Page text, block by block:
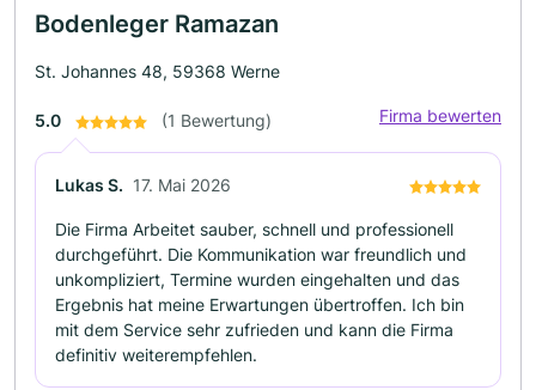
Bodenleger Ramazan
St. Johannes 48, 59368 Werne
5.0 (1 Bewertung) Firma bewerten
Lukas S. 17. Mai 2026
Die Firma Arbeitet sauber, schnell und professionell
durchgeführt. Die Kommunikation war freundlich und
unkompliziert, Termine wurden eingehalten und das
Ergebnis hat meine Erwartungen übertroffen. Ich bin
mit dem Service sehr zufrieden und kann die Firma
definitiv weiterempfehlen.